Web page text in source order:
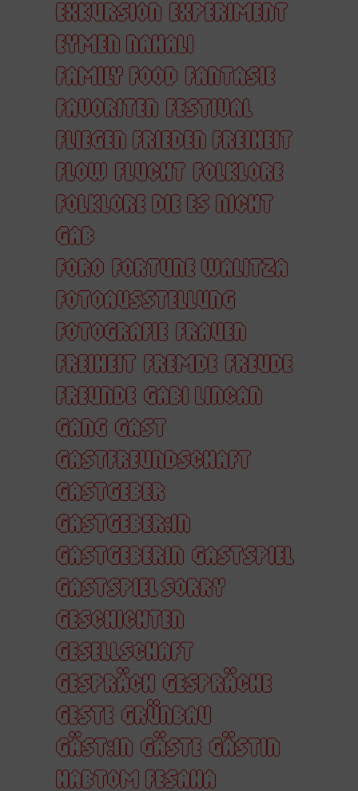
EXKURSION EXPERIMENT
EYMEN NAHALI
FAMILY FOOD FANTASIE
FAVORITEN FESTIVAL
FLIEGEN FRIEDEN FREIHEIT
FLOW FLUCHT FOLKLORE
FOLKLORE DIE ES NICHT
GAB
FORO FORTUNE WALITZA
FOTOAUSSTELLUNG
FOTOGRAFIE FRAUEN
FREIHEIT FREMDE FREUDE
FREUNDE GABI LINCAN
GANG GAST
GASTFREUNDSCHAFT
GASTGEBER
GASTGEBER:IN
GASTGEBERIN GASTSPIEL
GASTSPIEL SORRY
GESCHICHTEN
GESELLSCHAFT
GESPRÄCH GESPRÄCHE
GESTE GRÜNBAU
GÄST:IN GÄSTE GÄSTIN
HABTOM FESAHA